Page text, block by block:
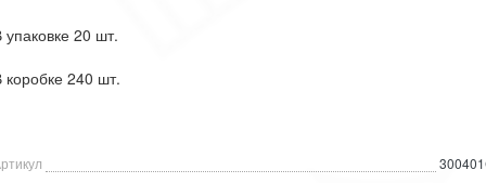
упаковке 20 шт.
коробке 240 шт.